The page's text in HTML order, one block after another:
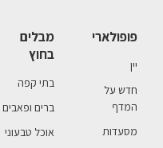
פופולארי
יין
חדש על
המדף
מסעדות
מבלים
בחוץ
בתי קפה
ברים ופאבים
אוכל טבעוני